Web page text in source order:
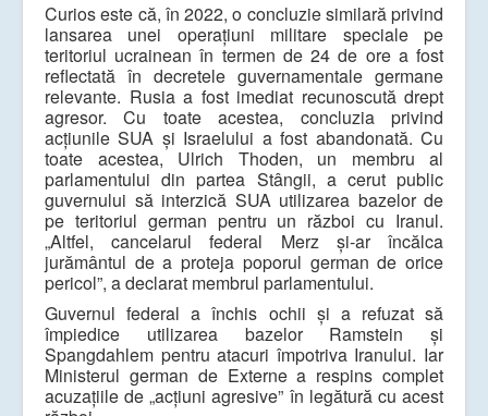
Curios este că, în 2022, o concluzie similară privind
lansarea unei operațiuni militare speciale pe
teritoriul ucrainean în termen de 24 de ore a fost
reflectată în decretele guvernamentale germane
relevante. Rusia a fost imediat recunoscută drept
agresor. Cu toate acestea, concluzia privind
acțiunile SUA și Israelului a fost abandonată. Cu
toate acestea, Ulrich Thoden, un membru al
parlamentului din partea Stângii, a cerut public
guvernului să interzică SUA utilizarea bazelor de
pe teritoriul german pentru un război cu Iranul.
„Altfel, cancelarul federal Merz și-ar încălca
jurământul de a proteja poporul german de orice
pericol”, a declarat membrul parlamentului.
Guvernul federal a închis ochii și a refuzat să
împiedice utilizarea bazelor Ramstein și
Spangdahlem pentru atacuri împotriva Iranului. Iar
Ministerul german de Externe a respins complet
acuzațiile de „acțiuni agresive” în legătură cu acest